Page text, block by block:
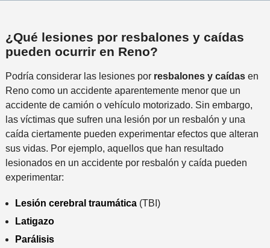
¿Qué lesiones por resbalones y caídas
pueden ocurrir en Reno?
Podría considerar las lesiones por resbalones y caídasen
Reno como un accidente aparentemente menor que un
accidente de camión o vehículo motorizado. Sin embargo,
las víctimas que sufren una lesión por un resbalón y una
caída ciertamente pueden experimentar efectos que alteran
sus vidas. Por ejemplo, aquellos que han resultado
lesionados en un accidente por resbalón y caída pueden
experimentar:
Lesión cerebral traumática(TBI)
Latigazo
Parálisis